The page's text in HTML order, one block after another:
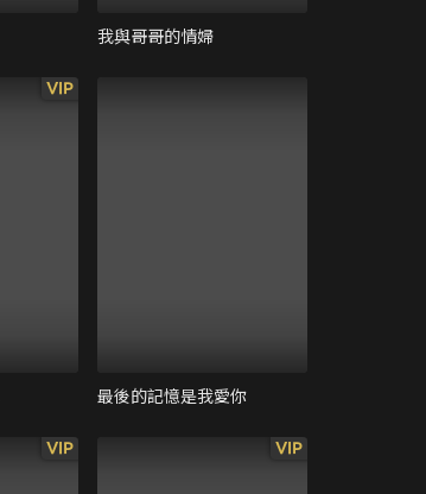
我與哥哥的情婦
VIP
最後的記憶是我愛你
VIP VIP